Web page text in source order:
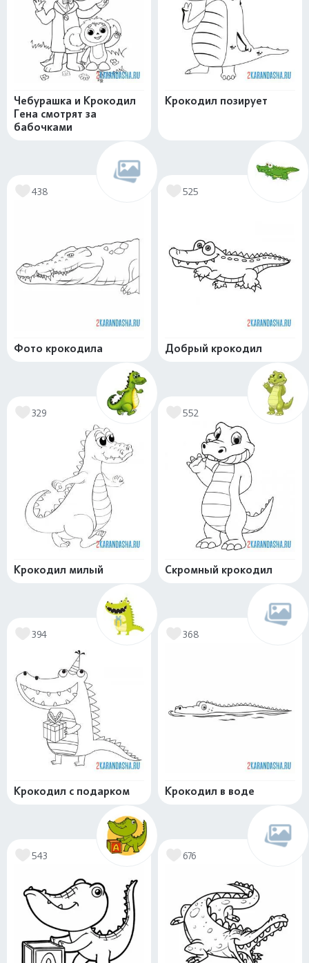
Чебурашка и Крокодил
Гена смотрят за
бабочками
Крокодил позирует
438
Фото крокодила
525
Добрый крокодил
329
Крокодил милый
552
Скромный крокодил
394
Крокодил с подарком
368
Крокодил в воде
543 676